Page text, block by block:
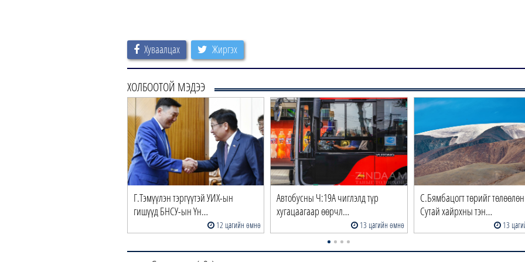
Хуваалцах Жиргэх
ХОЛБООТОЙ МЭДЭЭ
Г.Тэмүүлэн тэргүүтэй УИХ-ын
гишүүд БНСУ-ын Үн…
12 цагийн өмнө
Автобусны Ч:19А чиглэлд түр
хугацаагаар өөрчл…
13 цагийн өмнө
С.Бямбацогт төрийг төлөөлөн
Сутай хайрхны тэн…
13